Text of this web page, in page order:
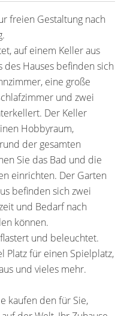
freien Gestaltung nach
auf einem Keller aus
des Hauses befinden sich
eine große
und zwei
Der Keller
Hobbyraum,
der gesamten
Sie das Bad und die
einrichten. Der Garten
befinden sich zwei
und Bedarf nach
können.
und beleuchtet.
Platz für einen Spielplatz,
und vieles mehr.
kaufen den für Sie,